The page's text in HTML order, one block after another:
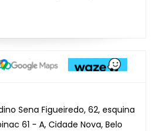
Sena Figueiredo, 62, esquina
61 - A, Cidade Nova, Belo